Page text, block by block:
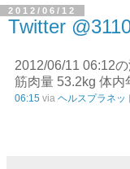
2012/06/12
Twitter
2012/06/11 06:12
筋肉量 53.2kg 体内
06:15 via ヘルスプラネッ